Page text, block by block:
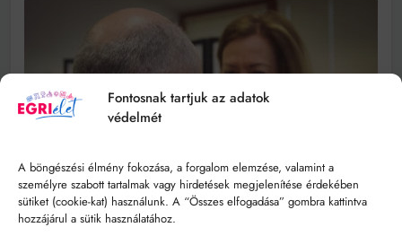
Fontosnak tartjuk az adatok
védelmét
A böngészési élmény fokozása, a forgalom elemzése, valamint a
személyre szabott tartalmak vagy hirdetések megjelenítése érdekében
sütiket (cookie-kat) használunk. A “Összes elfogadása” gombra kattintva
hozzájárul a sütik használatához.